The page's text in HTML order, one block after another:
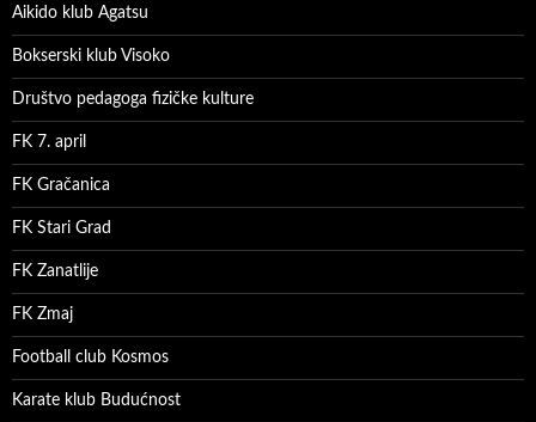
Aikido klub Agatsu
Bokserski klub Visoko
Društvo pedagoga fizičke kulture
FK 7. april
FK Gračanica
FK Stari Grad
FK Zanatlije
FK Zmaj
Football club Kosmos
Karate klub Budućnost